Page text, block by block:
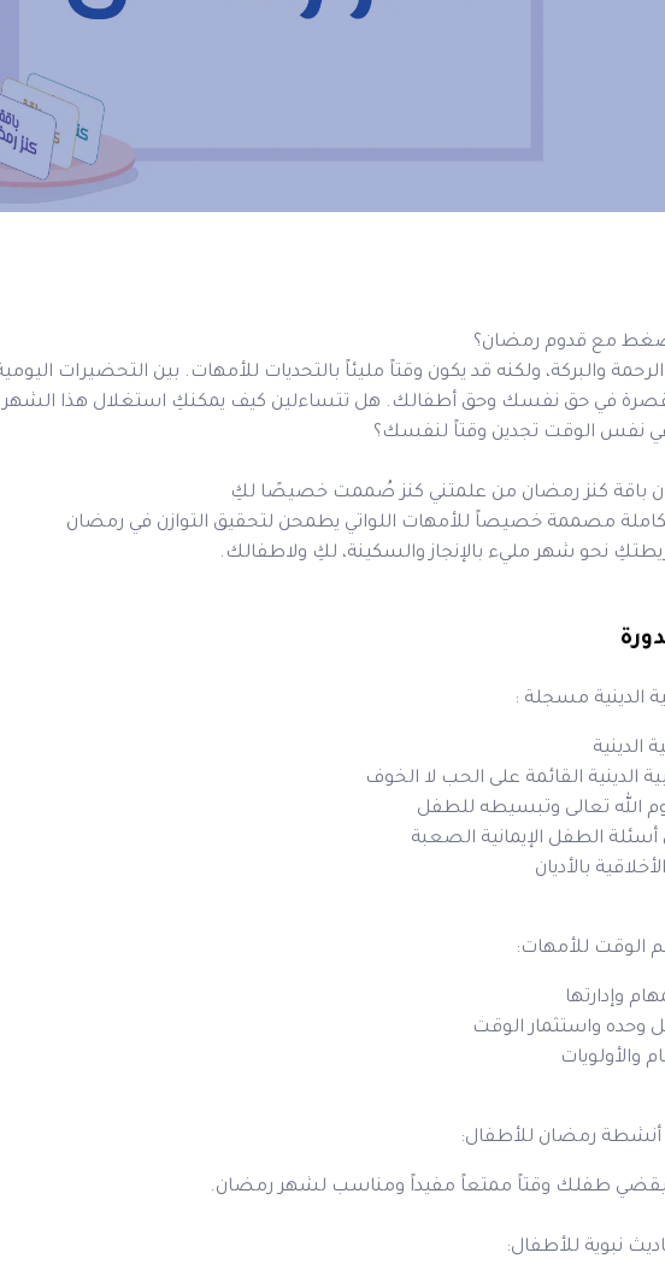
مع قدوم رمضان؟
والبركة، ولكنه قد يكون وقتاً مليئاً بالتحديات للأمهات. بين التحضيرات
في حق نفسك وحق أطفالك. هل تتساءلين كيف يمكنكِ استغلال هذا الشهر
نفس الوقت تجدين وقتاً لنفسك؟
باقة كنز رمضان من علمتني كنز صُممت خصيصًا لكِ
مصممة خصيصاً للأمهات اللواتي يطمحن لتحقيق التوازن في رمضان
نحو شهر مليء بالإنجاز والسكينة، لكِ ولاطفالك.
الدينية مسجلة :
الدينية
الدينية القائمة على الحب لا الخوف
الله تعالى وتبسيطه للطفل
أسئلة الطفل الإيمانية الصعبة
بالأديان
الوقت للأمهات:
وإدارتها
وحده واستثمار الوقت
والأولويات
أنشطة رمضان للأطفال:
طفلك وقتاً ممتعاً مفيداً ومناسب لشهر رمضان.
نبوية للأطفال: